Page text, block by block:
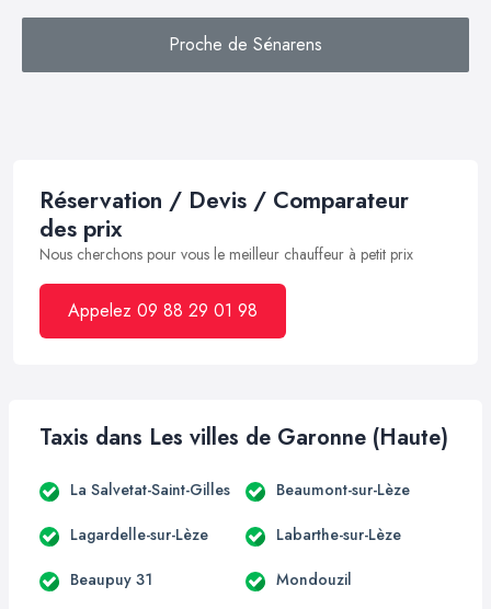
Proche de Sénarens
Réservation / Devis / Comparateur
des prix
Nous cherchons pour vous le meilleur chauffeur à petit prix
Appelez 09 88 29 01 98
Taxis dans Les villes de Garonne (Haute)
La Salvetat-Saint-Gilles Beaumont-sur-Lèze
Lagardelle-sur-Lèze Labarthe-sur-Lèze
Beaupuy 31 Mondouzil